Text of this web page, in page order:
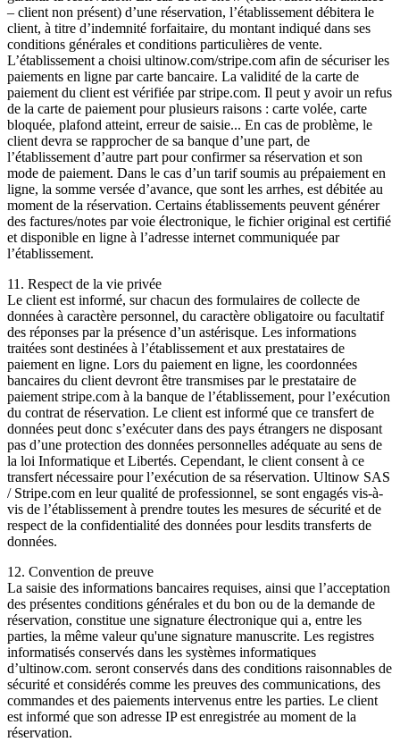
– client non présent) d’une réservation, l’établissement débitera le
client, à titre d’indemnité forfaitaire, du montant indiqué dans ses
conditions générales et conditions particulières de vente.
L’établissement a choisi ultinow.com/stripe.com afin de sécuriser les
paiements en ligne par carte bancaire. La validité de la carte de
paiement du client est vérifiée par stripe.com. Il peut y avoir un refus
de la carte de paiement pour plusieurs raisons : carte volée, carte
bloquée, plafond atteint, erreur de saisie... En cas de problème, le
client devra se rapprocher de sa banque d’une part, de
l’établissement d’autre part pour confirmer sa réservation et son
mode de paiement. Dans le cas d’un tarif soumis au prépaiement en
ligne, la somme versée d’avance, que sont les arrhes, est débitée au
moment de la réservation. Certains établissements peuvent générer
des factures/notes par voie électronique, le fichier original est certifié
et disponible en ligne à l’adresse internet communiquée par
l’établissement.
11. Respect de la vie privée
Le client est informé, sur chacun des formulaires de collecte de
données à caractère personnel, du caractère obligatoire ou facultatif
des réponses par la présence d’un astérisque. Les informations
traitées sont destinées à l’établissement et aux prestataires de
paiement en ligne. Lors du paiement en ligne, les coordonnées
bancaires du client devront être transmises par le prestataire de
paiement stripe.com à la banque de l’établissement, pour l’exécution
du contrat de réservation. Le client est informé que ce transfert de
données peut donc s’exécuter dans des pays étrangers ne disposant
pas d’une protection des données personnelles adéquate au sens de
la loi Informatique et Libertés. Cependant, le client consent à ce
transfert nécessaire pour l’exécution de sa réservation. Ultinow SAS
/ Stripe.com en leur qualité de professionnel, se sont engagés vis-à-
vis de l’établissement à prendre toutes les mesures de sécurité et de
respect de la confidentialité des données pour lesdits transferts de
données.
12. Convention de preuve
La saisie des informations bancaires requises, ainsi que l’acceptation
des présentes conditions générales et du bon ou de la demande de
réservation, constitue une signature électronique qui a, entre les
parties, la même valeur qu'une signature manuscrite. Les registres
informatisés conservés dans les systèmes informatiques
d’ultinow.com. seront conservés dans des conditions raisonnables de
sécurité et considérés comme les preuves des communications, des
commandes et des paiements intervenus entre les parties. Le client
est informé que son adresse IP est enregistrée au moment de la
réservation.